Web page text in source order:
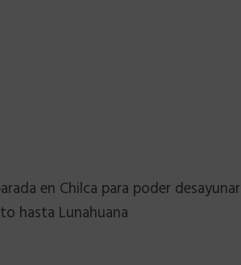
en Chilca para poder desayunar
hasta Lunahuana